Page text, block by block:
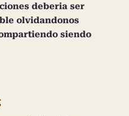
deberia ser
olvidandonos
siendo